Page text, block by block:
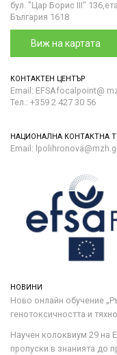
бул. "Цар Борис III"
България 1618
Виж на картата
КОНТАКТЕН ЦЕНТЪР
Email: EFSAfocalpoint@
Тел.: +359 2 427 30 56
НАЦИОНАЛНА КОНТАКТНА
Email:
НОВИНИ
Ново онлайн обучение
генотоксичността и
Научен колоквиум 29 на
пропуски в знанията до